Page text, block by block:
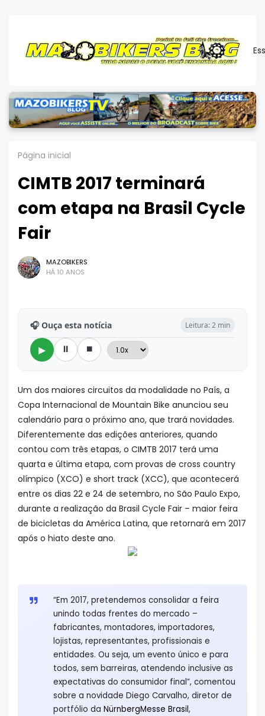
Página inicial
CIMTB 2017 terminará
com etapa na Brasil Cycle
Fair
MAZOBIKERS
HÁ 10 ANOS
🎧 Ouça esta notícia Leitura: 2 min
▶ ⏸ ⏹
Um dos maiores circuitos da modalidade no País, a
Copa Internacional de Mountain Bike anunciou seu
calendário para o próximo ano, que trará novidades.
Diferentemente das edições anteriores, quando
contou com três etapas, o CIMTB 2017 terá uma
quarta e última etapa, com provas de cross country
olímpico (XCO) e short track (XCC), que acontecerá
entre os dias 22 e 24 de setembro, no São Paulo Expo,
durante a realização da Brasil Cycle Fair – maior feira
de bicicletas da América Latina, que retornará em 2017
após o hiato deste ano.
“Em 2017, pretendemos consolidar a feira
unindo todas frentes do mercado –
fabricantes, montadores, importadores,
lojistas, representantes, profissionais e
entidades. Ou seja, um evento único e para
todos, sem barreiras, atendendo inclusive as
expectativas do consumidor final”, comentou
sobre a novidade Diego Carvalho, diretor de
portfólio da NürnbergMesse Brasil,